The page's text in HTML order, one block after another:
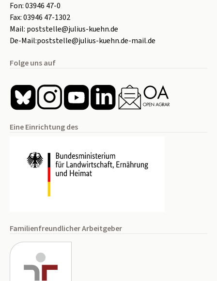
Fon:03946 47-0
Fax:03946 47-1302
Mail: poststelle@julius-kuehn.de
De-Mail:poststelle@julius-kuehn.de-mail.de
Folge uns auf
Eine Einrichtung des
Familienfreundlicher Arbeitgeber